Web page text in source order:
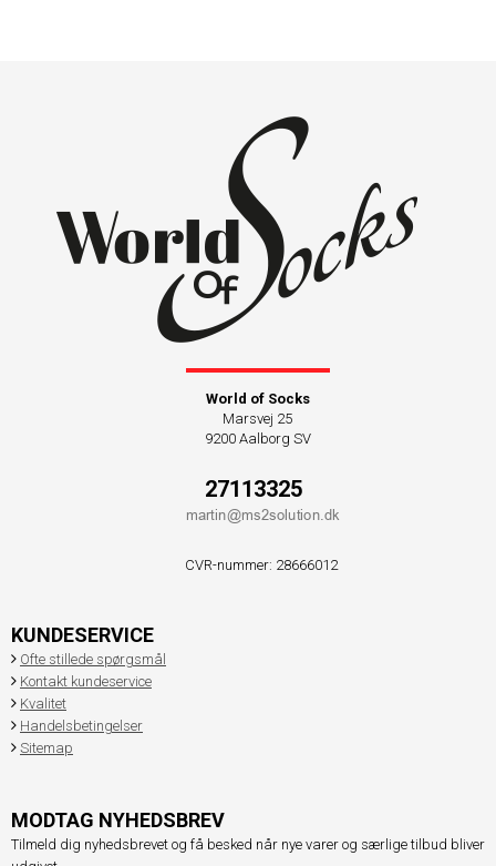
World of Socks
Marsvej 25
9200 Aalborg SV
27113325
CVR-nummer: 28666012
KUNDESERVICE
Ofte stillede spørgsmål
Kontakt kundeservice
Kvalitet
Handelsbetingelser
Sitemap
MODTAG NYHEDSBREV
Tilmeld dig nyhedsbrevet og få besked når nye varer og særlige tilbud bliver